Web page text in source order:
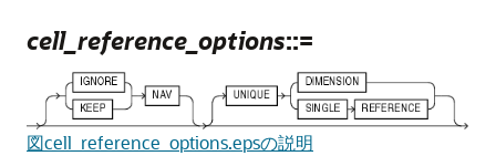
cell_reference_options::=
図cell_reference_options.epsの説明